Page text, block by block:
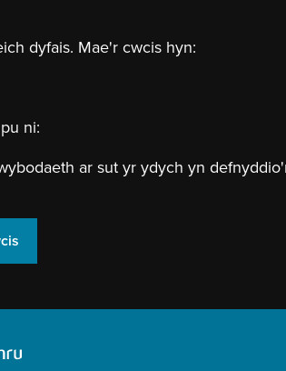
dyfais. Mae'r cwcis hyn:
ni:
ar sut yr ydych yn